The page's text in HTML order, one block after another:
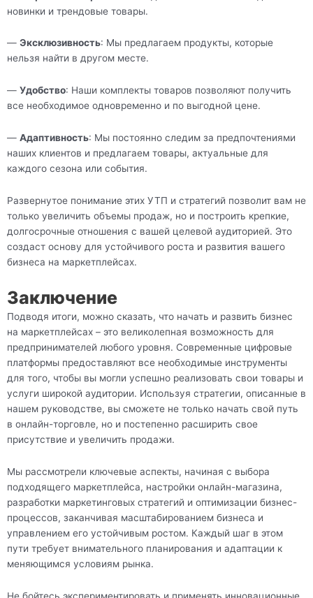
новинки и трендовые товары.
— Эксклюзивность: Мы предлагаем продукты, которые
нельзя найти в другом месте.
— Удобство: Наши комплекты товаров позволяют получить
все необходимое одновременно и по выгодной цене.
— Адаптивность: Мы постоянно следим за предпочтениями
наших клиентов и предлагаем товары, актуальные для
каждого сезона или события.
Развернутое понимание этих УТП и стратегий позволит вам не
только увеличить объемы продаж, но и построить крепкие,
долгосрочные отношения с вашей целевой аудиторией. Это
создаст основу для устойчивого роста и развития вашего
бизнеса на маркетплейсах.
Заключение
Подводя итоги, можно сказать, что начать и развить бизнес
на маркетплейсах – это великолепная возможность для
предпринимателей любого уровня. Современные цифровые
платформы предоставляют все необходимые инструменты
для того, чтобы вы могли успешно реализовать свои товары и
услуги широкой аудитории. Используя стратегии, описанные в
нашем руководстве, вы сможете не только начать свой путь
в онлайн-торговле, но и постепенно расширить свое
присутствие и увеличить продажи.
Мы рассмотрели ключевые аспекты, начиная с выбора
подходящего маркетплейса, настройки онлайн-магазина,
разработки маркетинговых стратегий и оптимизации бизнес-
процессов, заканчивая масштабированием бизнеса и
управлением его устойчивым ростом. Каждый шаг в этом
пути требует внимательного планирования и адаптации к
меняющимся условиям рынка.